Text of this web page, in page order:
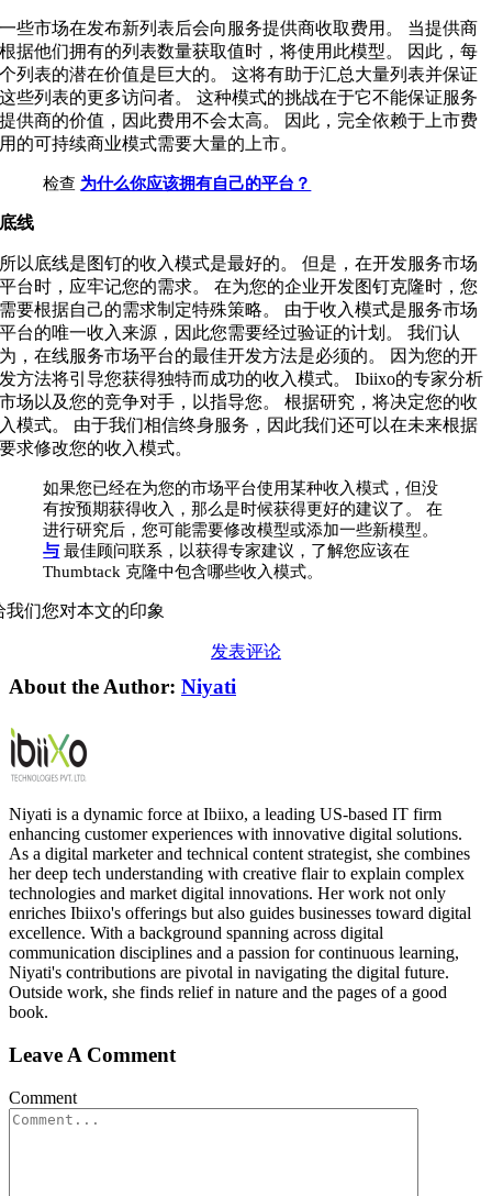
一些市场在发布新列表后会向服务提供商收取费用。 当提供商
根据他们拥有的列表数量获取值时，将使用此模型。 因此，每
个列表的潜在价值是巨大的。 这将有助于汇总大量列表并保证
这些列表的更多访问者。 这种模式的挑战在于它不能保证服务
提供商的价值，因此费用不会太高。 因此，完全依赖于上市费
用的可持续商业模式需要大量的上市。
检查 为什么你应该拥有自己的平台？
底线
所以底线是图钉的收入模式是最好的。 但是，在开发服务市场
平台时，应牢记您的需求。 在为您的企业开发图钉克隆时，您
需要根据自己的需求制定特殊策略。 由于收入模式是服务市场
平台的唯一收入来源，因此您需要经过验证的计划。 我们认
为，在线服务市场平台的最佳开发方法是必须的。 因为您的开
发方法将引导您获得独特而成功的收入模式。 Ibiixo的专家分析
市场以及您的竞争对手，以指导您。 根据研究，将决定您的收
入模式。 由于我们相信终身服务，因此我们还可以在未来根据
要求修改您的收入模式。
如果您已经在为您的市场平台使用某种收入模式，但没
有按预期获得收入，那么是时候获得更好的建议了。 在
进行研究后，您可能需要修改模型或添加一些新模型。
与 最佳顾问联系，以获得专家建议，了解您应该在
Thumbtack 克隆中包含哪些收入模式。
我们您对本文的印象
发表评论
About the Author: Niyati
Niyati is a dynamic force at Ibiixo, a leading US-based IT firm
enhancing customer experiences with innovative digital solutions.
As a digital marketer and technical content strategist, she combines
her deep tech understanding with creative flair to explain complex
technologies and market digital innovations. Her work not only
enriches Ibiixo's offerings but also guides businesses toward digital
excellence. With a background spanning across digital
communication disciplines and a passion for continuous learning,
Niyati's contributions are pivotal in navigating the digital future.
Outside work, she finds relief in nature and the pages of a good
book.
Leave A Comment
Comment